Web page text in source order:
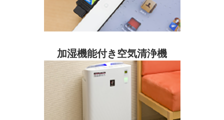
加湿機能付き空気清浄機